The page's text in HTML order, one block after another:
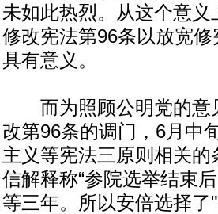
未如此热烈。从这个意
修改宪法第96条以放宽
具有意义。
而为照顾公明党的意
改第96条的调门，6月中
主义等宪法三原则相关
信解释称“参院选举结束
等三年。所以安倍选择